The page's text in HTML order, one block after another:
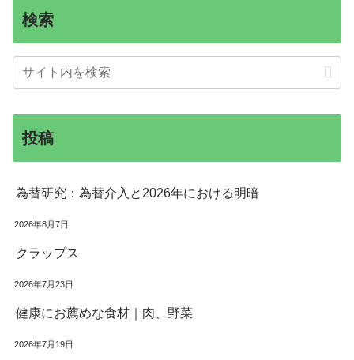
検索
投稿
為替研究：為替介入と2026年における明暗
2026年8月7日
クラップス
2026年7月23日
健康にお薦めな食材｜肉、野菜
2026年7月19日